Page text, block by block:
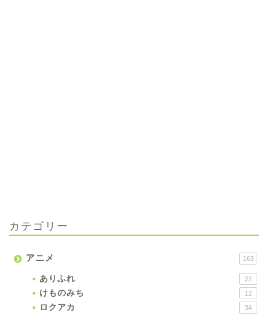
カテゴリー
アニメ 163
ありふれ 22
けものみち 12
ロクアカ 34